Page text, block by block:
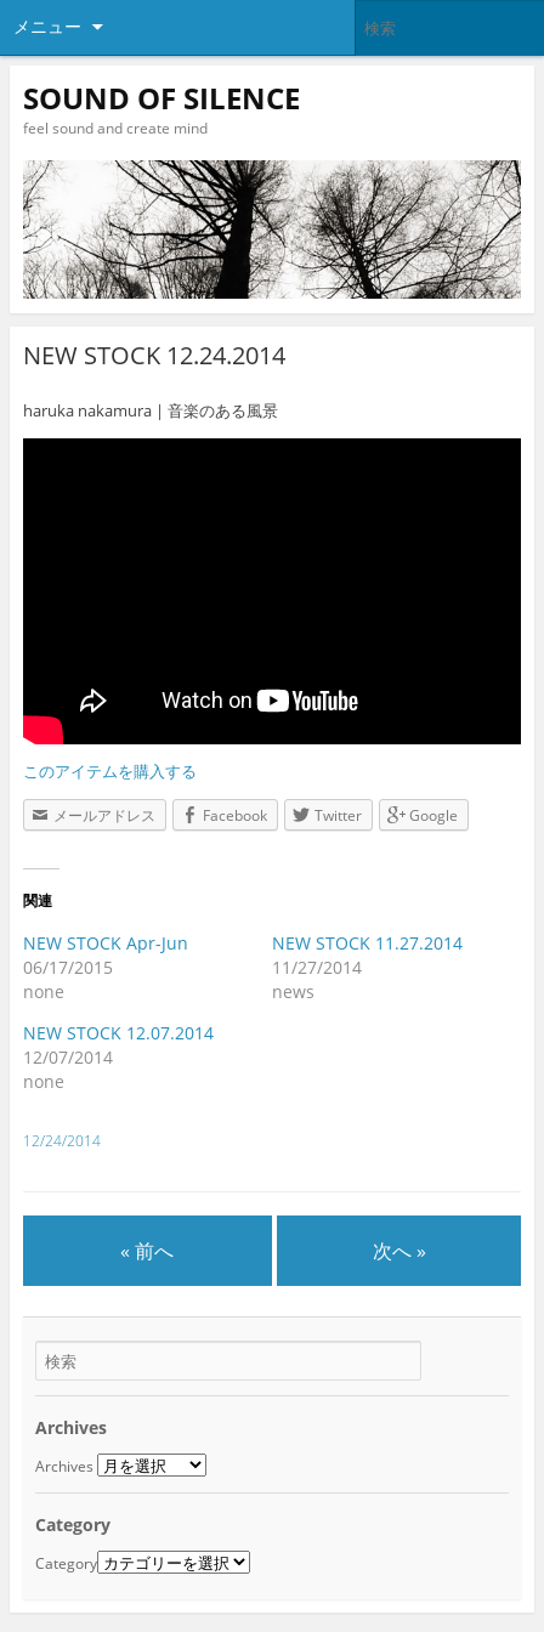
メニュー
SOUND OF SILENCE
feel sound and create mind
NEW STOCK 12.24.2014
haruka nakamura | 音楽のある風景
このアイテムを購入する
メールアドレス Facebook Twitter Google
関連
NEW STOCK Apr-Jun
06/17/2015
none
NEW STOCK 11.27.2014
11/27/2014
news
NEW STOCK 12.07.2014
12/07/2014
none
12/24/2014
« 前へ 次へ »
Archives
Archives
Category
Category